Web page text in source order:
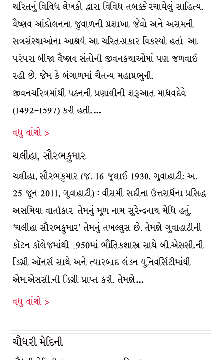
ચરિતનું વિવિધ લેખકો દ્વારા વિવિધ તબક્કે રચાયેલું સાહિત્ય.
વૈષ્ણવ આંદોલનના જુવાળની પ્રશાખા જેવો અને અસમની
સત્રસંસ્થાઓના આશ્રયે આ ચરિત-પ્રકાર વિકસ્યો હતો. આ
પરંપરા બીજા વૈષ્ણવ સંતોની જીવનકથાઓમાં પણ જળવાઈ
રહી છે. જેમ કે બંગાળમાં ચૈતન્ય મહાપ્રભુની.
જીવનચરિત્રમાંથી પઠનની પ્રણાલીની શરૂઆત માધવદેવે
(1492–1597) કરી હતી.…
વધુ વાંચો >
ચલીહા, સૌરભકુમાર
ચલીહા, સૌરભકુમાર (જ. 16 જુલાઈ 1930, ગુવાહાટી; અ.
25 જૂન 2011, ગુવાહાટી) : વીસમી સદીના ઉત્તરાર્ધના પ્રસિદ્ધ
અસમિયા વાર્તાકાર. તેમનું મૂળ નામ સુરેન્દ્રનાથ મેધિ હતું.
‘ચલીહા સૌરભકુમાર’ તેમનું તખલ્લુસ છે. તેમણે ગુવાહાટીની
કૉટન કૉલેજમાંથી 1950માં ભૌતિકશાસ્ત્ર સાથે બી.એસસી.ની
ડિગ્રી ઑનર્સ સાથે અને ત્યારબાદ લંડન યુનિવર્સિટીમાંથી
એમ.એસસી.ની ડિગ્રી પ્રાપ્ત કરી. તેમણે…
વધુ વાંચો >
ચૌધરી મેદિની